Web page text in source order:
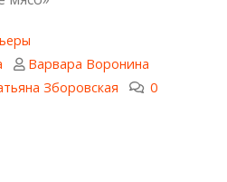
Варвара Воронина
Зборовская
0